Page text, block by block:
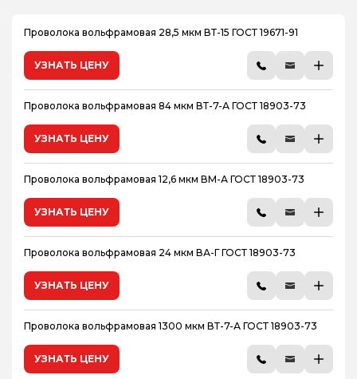
Проволока вольфрамовая 28,5 мкм ВТ-15 ГОСТ 19671-91
УЗНАТЬ ЦЕНУ
Проволока вольфрамовая 84 мкм ВТ-7-А ГОСТ 18903-73
УЗНАТЬ ЦЕНУ
Проволока вольфрамовая 12,6 мкм ВМ-А ГОСТ 18903-73
УЗНАТЬ ЦЕНУ
Проволока вольфрамовая 24 мкм ВА-Г ГОСТ 18903-73
УЗНАТЬ ЦЕНУ
Проволока вольфрамовая 1300 мкм ВТ-7-А ГОСТ 18903-73
УЗНАТЬ ЦЕНУ